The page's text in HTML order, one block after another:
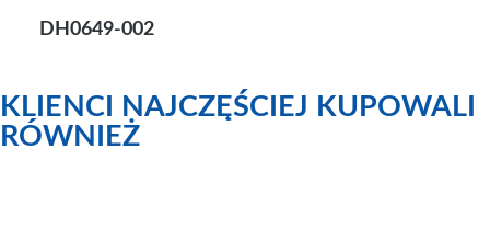
DH0649-002
KLIENCI NAJCZĘŚCIEJ KUPOWALI
RÓWNIEŻ